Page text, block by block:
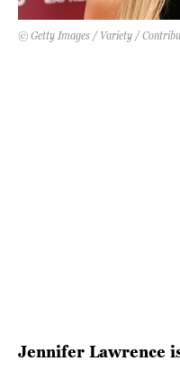
EVENT
© Getty Images / Variety /
Jennifer Lawrence